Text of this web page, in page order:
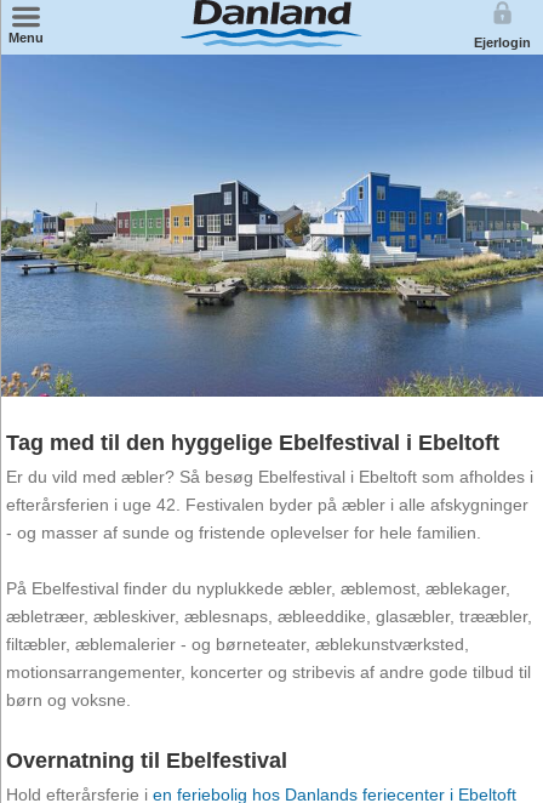
Menu Ejerlogin
Badeland
Weekendophold
Familieophold
Ferie for 2
Tag med til den hyggelige Ebelfestival i Ebeltoft
Er du vild med æbler? Så besøg Ebelfestival i Ebeltoft som afholdes i
efterårsferien i uge 42. Festivalen byder på æbler i alle afskygninger
- og masser af sunde og fristende oplevelser for hele familien.
På Ebelfestival finder du nyplukkede æbler, æblemost, æblekager,
æbletræer, æbleskiver, æblesnaps, æbleeddike, glasæbler, trææbler,
filtæbler, æblemalerier - og børneteater, æblekunstværksted,
motionsarrangementer, koncerter og stribevis af andre gode tilbud til
børn og voksne.
Overnatning til Ebelfestival
Hold efterårsferie i en feriebolig hos Danlands feriecenter i Ebeltoft